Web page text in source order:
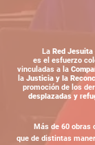
La Red
es el esfuerzo
vinculadas a la
laJusticia y la
promoción de los
desplazadas y
Más de 60 obras
que de distintas